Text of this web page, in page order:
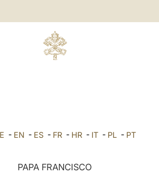
- EN - ES- FR- HR- IT- PL- PT
PAPA FRANCISCO